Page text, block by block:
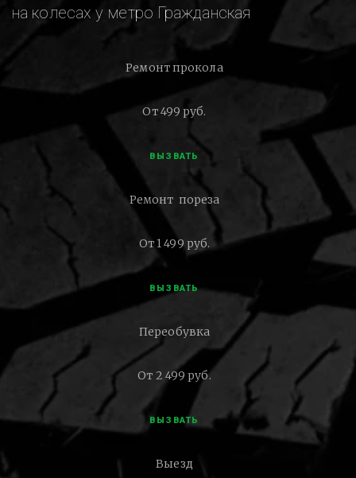
на колесах у метро Гражданская
Ремонт прокола
От 499 руб.
ВЫЗВАТЬ
Ремонт пореза
От 1 499 руб.
ВЫЗВАТЬ
Переобувка
От 2 499 руб.
ВЫЗВАТЬ
Выезд